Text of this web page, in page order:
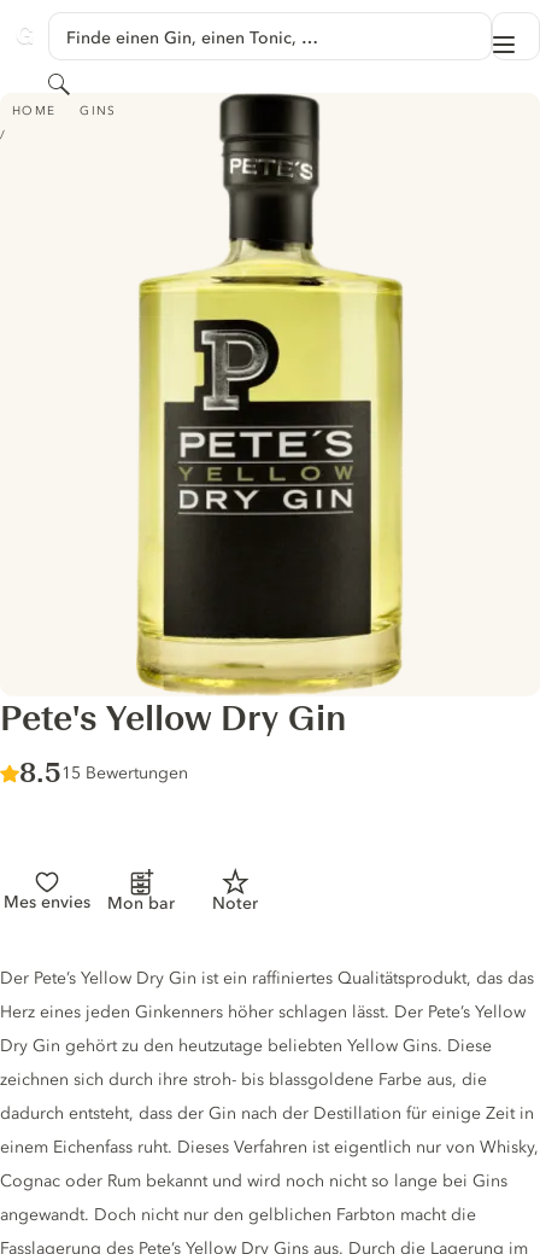
GINVENTORY
Finde einen Gin, einen Tonic, …
Suchen
HOME GINS
PETE'S YELLOW DRY GIN
Pete's Yellow Dry Gin
Score :
8.5/ 10
15 Bewertungen
Mes envies Mon bar Noter
Gin description
Der Pete’s Yellow Dry Gin ist ein raffiniertes Qualitätsprodukt, das das
Herz eines jeden Ginkenners höher schlagen lässt. Der Pete’s Yellow
Dry Gin gehört zu den heutzutage beliebten Yellow Gins. Diese
zeichnen sich durch ihre stroh- bis blassgoldene Farbe aus, die
dadurch entsteht, dass der Gin nach der Destillation für einige Zeit in
einem Eichenfass ruht. Dieses Verfahren ist eigentlich nur von Whisky,
Cognac oder Rum bekannt und wird noch nicht so lange bei Gins
angewandt. Doch nicht nur den gelblichen Farbton macht die
Fasslagerung des Pete’s Yellow Dry Gins aus. Durch die Lagerung im